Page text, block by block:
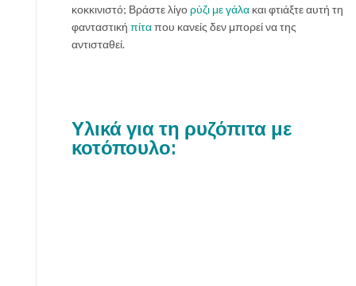
κοκκινιστό; Βράστε λίγορύζι με γάλα και φτιάξτε αυτή τη
φανταστική πίταπου κανείς δεν μπορεί να της
αντισταθεί.
Υλικά για τη ρυζόπιτα με
κοτόπουλο: